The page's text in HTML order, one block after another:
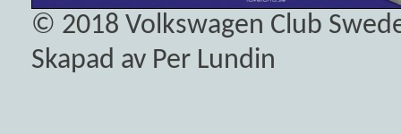
© 2018 Volkswagen Club
Skapad av Per Lundin